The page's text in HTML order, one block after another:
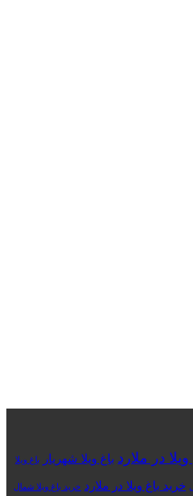
ویلا در ملارد باغ ویلا شهریار باغ ویلا
خرید باغ ویلا در ملارد خرید باغ ویلا شمال